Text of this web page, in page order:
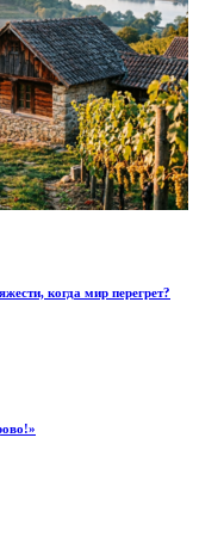
когда мир перегрет?